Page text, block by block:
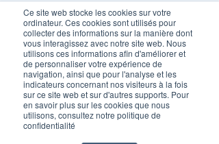
Ce site web stocke les cookies sur votre
ordinateur. Ces cookies sont utilisés pour
collecter des informations sur la manière dont
vous interagissez avec notre site web. Nous
utilisons ces informations afin d'améliorer et
de personnaliser votre expérience de
navigation, ainsi que pour l'analyse et les
indicateurs concernant nos visiteurs à la fois
sur ce site web et sur d'autres supports. Pour
en savoir plus sur les cookies que nous
utilisons, consultez notre politique de
confidentialité